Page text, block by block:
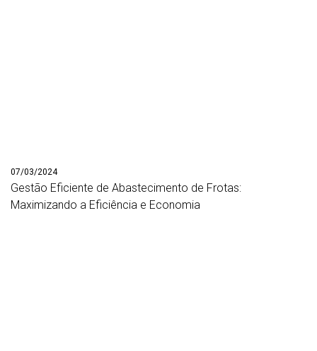
07/03/2024
Gestão Eficiente de Abastecimento de Frotas:
Maximizando a Eficiência e Economia